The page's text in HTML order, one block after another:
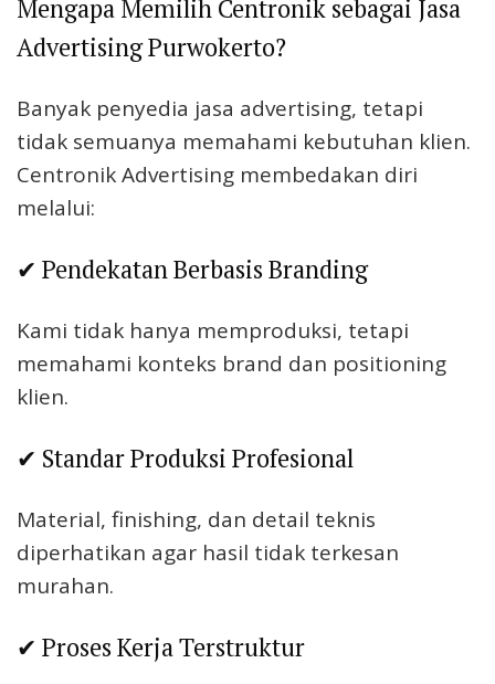
Mengapa Memilih Centronik sebagai Jasa
Advertising Purwokerto?
Banyak penyedia jasa advertising, tetapi
tidak semuanya memahami kebutuhan klien.
Centronik Advertising membedakan diri
melalui:
✔ Pendekatan Berbasis Branding
Kami tidak hanya memproduksi, tetapi
memahami konteks brand dan positioning
klien.
✔ Standar Produksi Profesional
Material, finishing, dan detail teknis
diperhatikan agar hasil tidak terkesan
murahan.
✔ Proses Kerja Terstruktur